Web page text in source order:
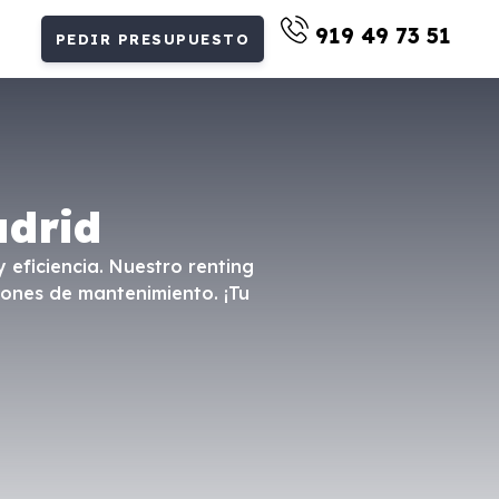
PEDIR PRESUPUESTO 919 49 73 51
eficiencia. Nuestro renting
de mantenimiento. ¡Tu